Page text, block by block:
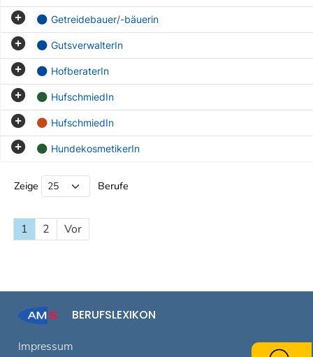
Getreidebauer/-bäuerin
GutsverwalterIn
HofberaterIn
HufschmiedIn
HufschmiedIn
HundekosmetikerIn
Zeige Berufe
1 2 Vor
BERUFSLEXIKON
Impressum